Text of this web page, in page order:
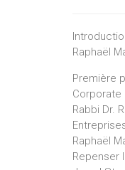
Raphaël
Première
Corporate
Rabbi Dr.
Raphaël
Repenser